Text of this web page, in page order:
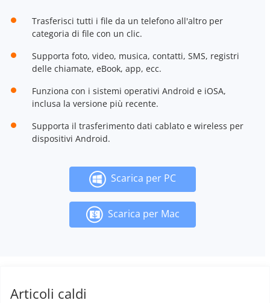
Trasferisci tutti i file da un telefono all'altro per
categoria di file con un clic.
Supporta foto, video, musica, contatti, SMS, registri
delle chiamate, eBook, app, ecc.
Funziona con i sistemi operativi Android e iOSA,
inclusa la versione più recente.
Supporta il trasferimento dati cablato e wireless per
dispositivi Android.
Scarica per PC
Scarica per Mac
Articoli caldi